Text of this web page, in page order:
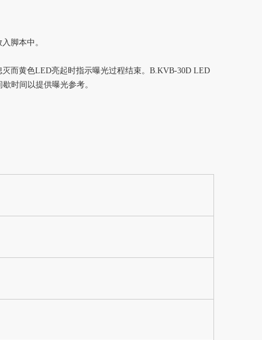
脚本中。
黄色LED亮起时指示曝光过程结束。B.KVB-30D LED
时间以提供曝光参考。